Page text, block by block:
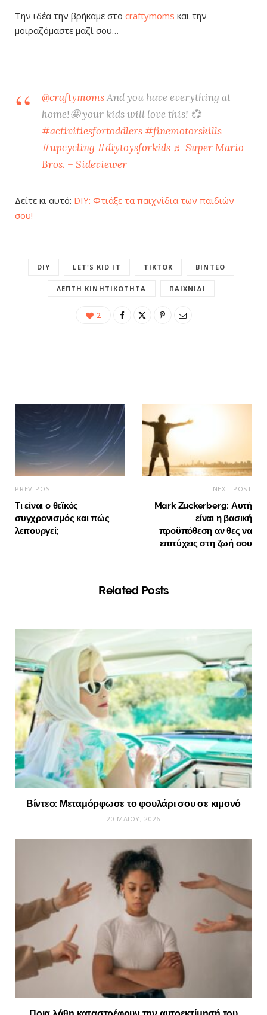
Την ιδέα την βρήκαμε στο craftymoms και την
μοιραζόμαστε μαζί σου…
@craftymomsAnd you have everything at
home!🤩 your kids will love this! 💞
#activitiesfortoddlers#finemotorskills
#upcycling #diytoysforkids ♬ Super Mario
Bros. – Sideviewer
Δείτε κι αυτό: DIY: Φτιάξε τα παιχνίδια των παιδιών
σου!
DIY LET'S KID IT TIKTOK ΒΊΝΤΕΟ
ΛΕΠΤΉ ΚΙΝΗΤΙΚΌΤΗΤΑ ΠΑΙΧΝΊΔΙ
2
PREV POST
Τι είναι ο θεϊκός
συγχρονισμός και πώς
λειτουργεί;
NEXT POST
Mark Zuckerberg: Αυτή
είναι η βασική
προϋπόθεση αν θες να
επιτύχεις στη ζωή σου
Related Posts
Βίντεο: Μεταμόρφωσε το φουλάρι σου σε κιμονό
20 ΜΑΪ́ΟΥ, 2026